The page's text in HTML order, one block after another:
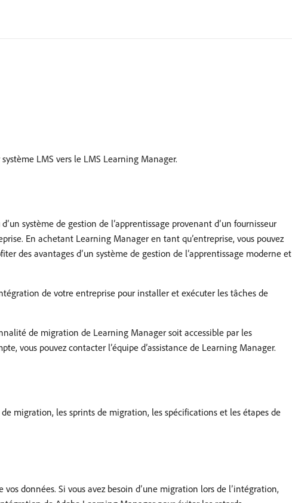
LMS vers le LMS Learning Manager.
système de gestion de l’apprentissage provenant d’un fournisseur
En achetant Learning Manager en tant qu’entreprise, vous pouvez
des avantages d’un système de gestion de l’apprentissage moderne et
de votre entreprise pour installer et exécuter les tâches de
de migration de Learning Manager soit accessible par les
vous pouvez contacter l’équipe d’assistance de Learning Manager.
migration, les sprints de migration, les spécifications et les étapes de
données. Si vous avez besoin d’une migration lors de l’intégration,